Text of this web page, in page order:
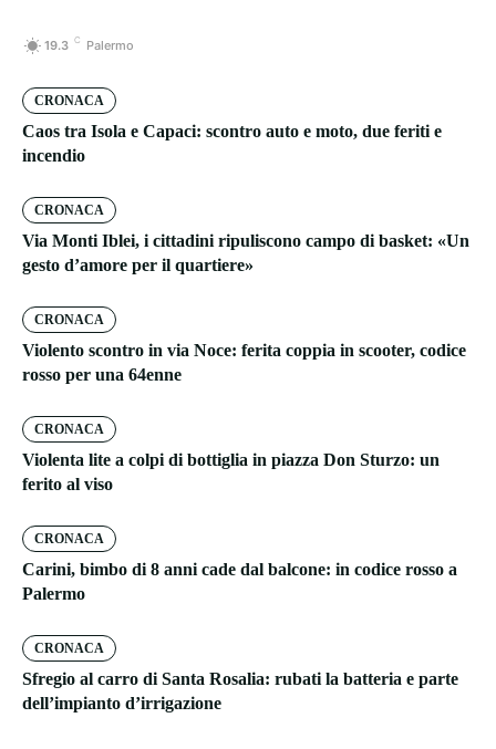
19.3 C Palermo
CRONACA
Caos tra Isola e Capaci: scontro auto e moto, due feriti e
incendio
CRONACA
Via Monti Iblei, i cittadini ripuliscono campo di basket: «Un
gesto d’amore per il quartiere»
CRONACA
Violento scontro in via Noce: ferita coppia in scooter, codice
rosso per una 64enne
CRONACA
Violenta lite a colpi di bottiglia in piazza Don Sturzo: un
ferito al viso
CRONACA
Carini, bimbo di 8 anni cade dal balcone: in codice rosso a
Palermo
CRONACA
Sfregio al carro di Santa Rosalia: rubati la batteria e parte
dell’impianto d’irrigazione